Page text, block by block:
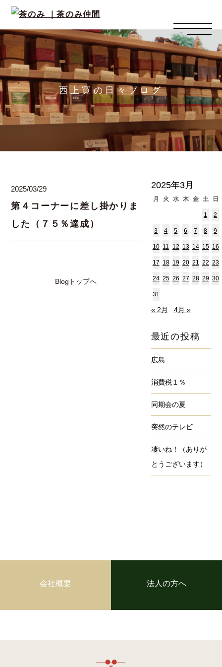
西上寛の日々ブログ
2025/03/29
第４コーナーに差し掛かりま
した（７５％達成）
Blogトップへ
2025年3月
月 火 水 木 金 土 日
1 2
3 4 5 6 7 8 9
10 11 12 13 14 15 16
17 18 19 20 21 22 23
24 25 26 27 28 29 30
31
« 2月 4月 »
最近の投稿
広島
消費税１％
同期会の夏
突然のテレビ
凄いね！（ありが
とうございます）
会社概要 法人の方へ